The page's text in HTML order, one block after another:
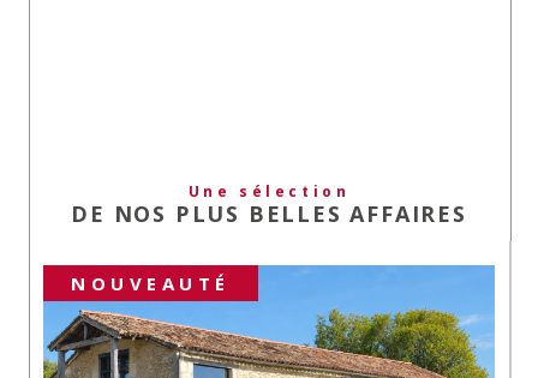
Une sélection
DE NOS PLUS BELLES AFFAIRES
NOUVEAUTÉ